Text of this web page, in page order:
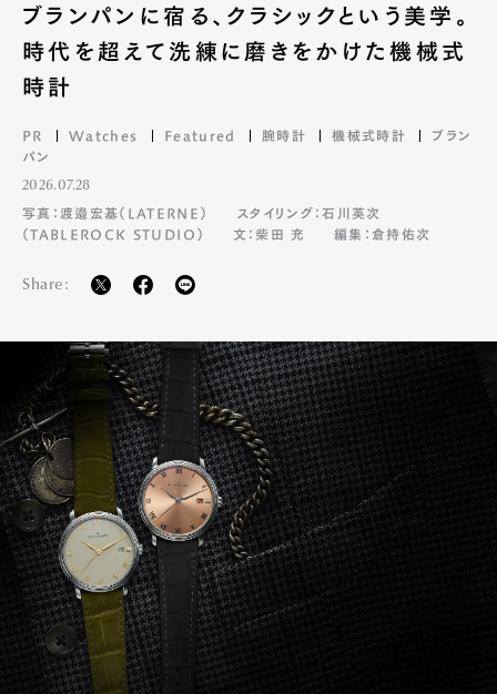
ブランパンに宿る、クラシックという美学。
時代を超えて洗練に磨きをかけた機械式
時計
PR Watches Featured 腕時計 機械式時計
ブラン
パン
2026.07.28
写真：渡邉宏基（LATERNE）
スタイリング：石川英次
（TABLEROCK STUDIO）
文：柴田 充 編集：倉持佑次
Share: